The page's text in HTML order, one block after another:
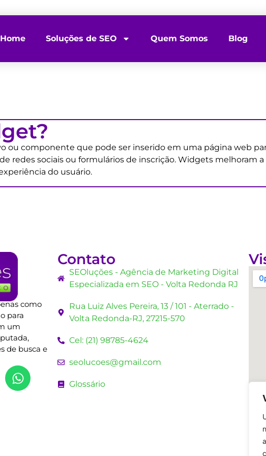
Home Soluções de SEO Quem Somos Blog
ou componente que pode ser inserido em uma página web
redes sociais ou formulários de inscrição. Widgets melhoram
do usuário.
como
para
um
de busca e
Contato
SEOluções - Agência de Marketing Digital
Especializada em SEO - Volta Redonda RJ
Rua Luiz Alves Pereira, 13 / 101 - Aterrado -
Volta Redonda-RJ, 27215-570
Cel: (21) 98785-4624
seolucoes@gmail.com
Glossário